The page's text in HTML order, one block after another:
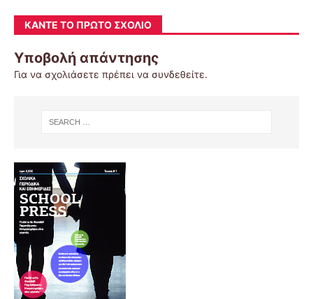
ΚΆΝΤΕ ΤΟ ΠΡΏΤΟ ΣΧΌΛΙΟ
Υποβολή απάντησης
Για να σχολιάσετε πρέπει να συνδεθείτε.